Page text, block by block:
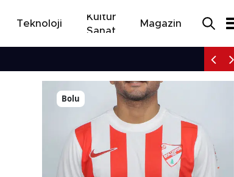
Teknoloji
Kültür
Sanat
Magazin
Bolu